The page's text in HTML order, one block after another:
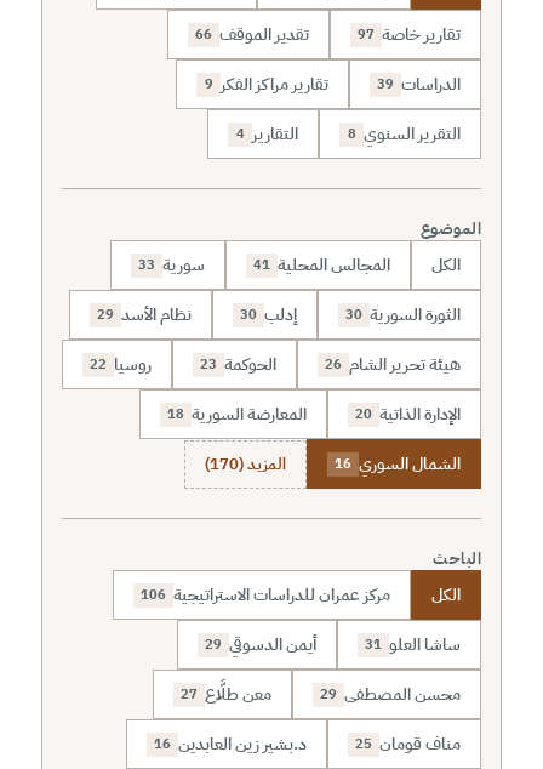
تقارير خاصة 97 تقدير الموقف 66
الدراسات 39 تقارير مراكز الفكر 9
التقرير السنوي 8 التقارير 4
الموضوع
الكل المجالس المحلية 41 سورية 33
الثورة السورية 30 إدلب 30 نظام الأسد 29
هيئة تحرير الشام 26 الحوكمة 23 روسيا 22
الإدارة الذاتية 20 المعارضة السورية 18
الشمال السوري 16 المزيد (170)
الباحث
الكل مركز عمران للدراسات الاستراتيجية 106
ساشا العلو 31 أيمن الدسوقي 29
محسن المصطفى 29 معن طلَّاع 27
مناف قومان 25 د.بشير زين العابدين 16